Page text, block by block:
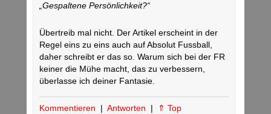
„Gespaltene Persönlichkeit?“
Übertreib mal nicht. Der Artikel erscheint in der
Regel eins zu eins auch auf Absolut Fussball,
daher schreibt er das so. Warum sich bei der FR
keiner die Mühe macht, das zu verbessern,
überlasse ich deiner Fantasie.
Kommentieren | Antworten | ⇑ Top